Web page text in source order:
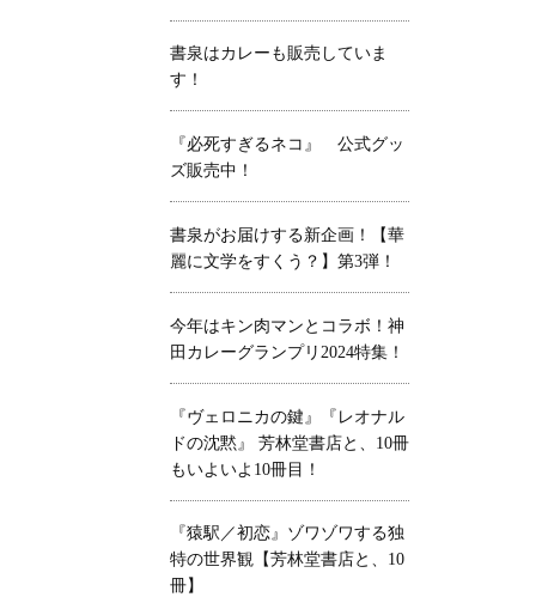
書泉はカレーも販売していま
す！
『必死すぎるネコ』 公式グッ
ズ販売中！
書泉がお届けする新企画！【華
麗に文学をすくう？】第3弾！
今年はキン肉マンとコラボ！神
田カレーグランプリ2024特集！
『ヴェロニカの鍵』『レオナル
ドの沈黙』 芳林堂書店と、10冊
もいよいよ10冊目！
『猿駅／初恋』ゾワゾワする独
特の世界観【芳林堂書店と、10
冊】